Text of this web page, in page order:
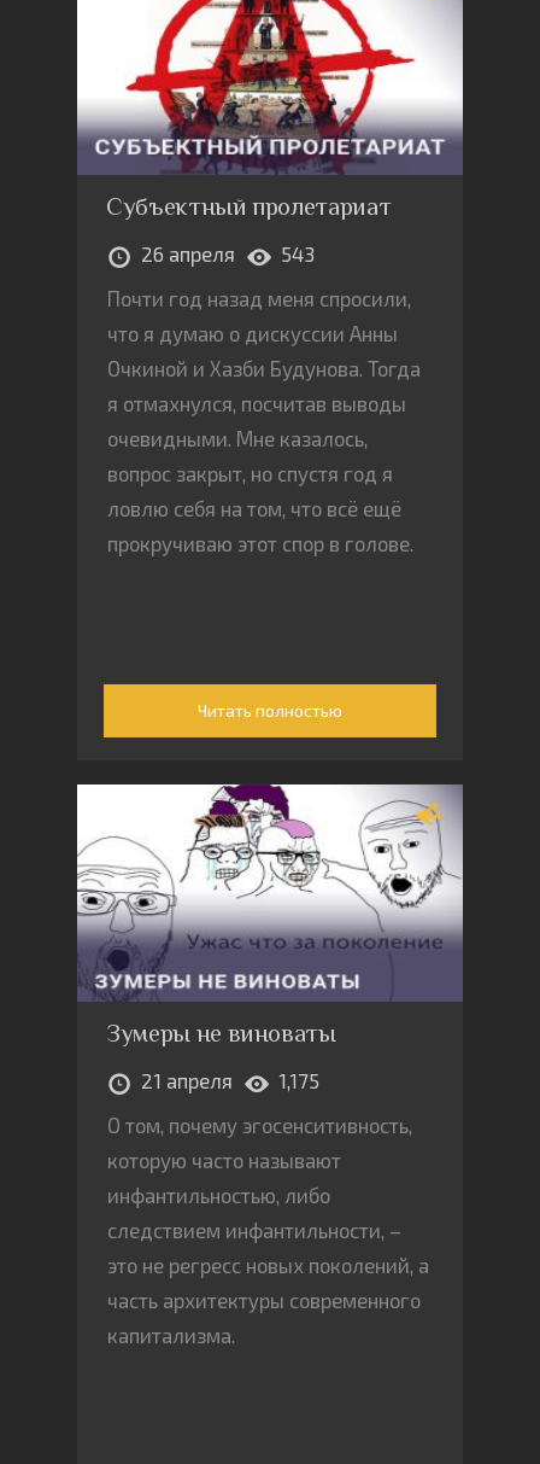
Субъектный пролетариат
26 апреля
543
Почти год назад меня спросили,
что я думаю о дискуссии Анны
Очкиной и Хазби Будунова. Тогда
я отмахнулся, посчитав выводы
очевидными. Мне казалось,
вопрос закрыт, но спустя год я
ловлю себя на том, что всё ещё
прокручиваю этот спор в голове.
Читать полностью
Зумеры не виноваты
21 апреля
1,175
О том, почему эгосенситивность,
которую часто называют
инфантильностью, либо
следствием инфантильности, –
это не регресс новых поколений, а
часть архитектуры современного
капитализма.